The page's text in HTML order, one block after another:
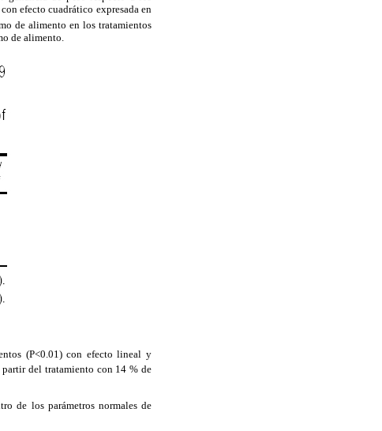
efecto cuadrático expresada en
de alimento en los tratamientos
de alimento.
(P<0.01) con efecto lineal y
del tratamiento con 14 % de
de los parámetros normales de